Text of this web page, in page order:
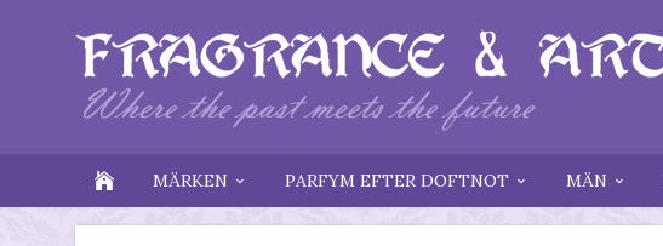
MÄRKEN PARFYM EFTER DOFTNOT MÄN